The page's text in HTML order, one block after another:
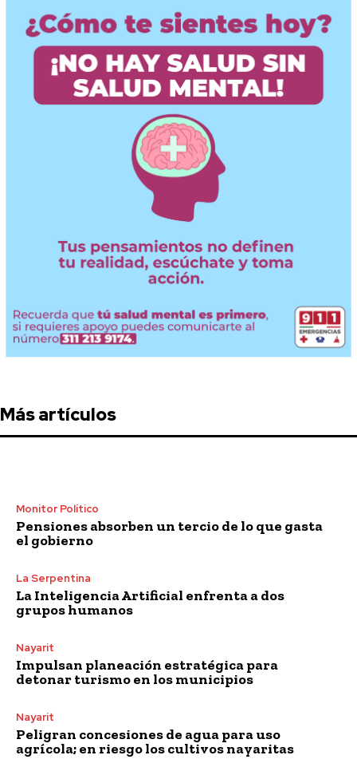
Más artículos
Monitor Político
Pensiones absorben un tercio de lo que gasta
el gobierno
La Serpentina
La Inteligencia Artificial enfrenta a dos
grupos humanos
Nayarit
Impulsan planeación estratégica para
detonar turismo en los municipios
Nayarit
Peligran concesiones de agua para uso
agrícola; en riesgo los cultivos nayaritas